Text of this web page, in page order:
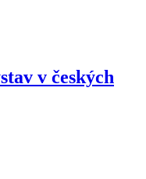
v českých